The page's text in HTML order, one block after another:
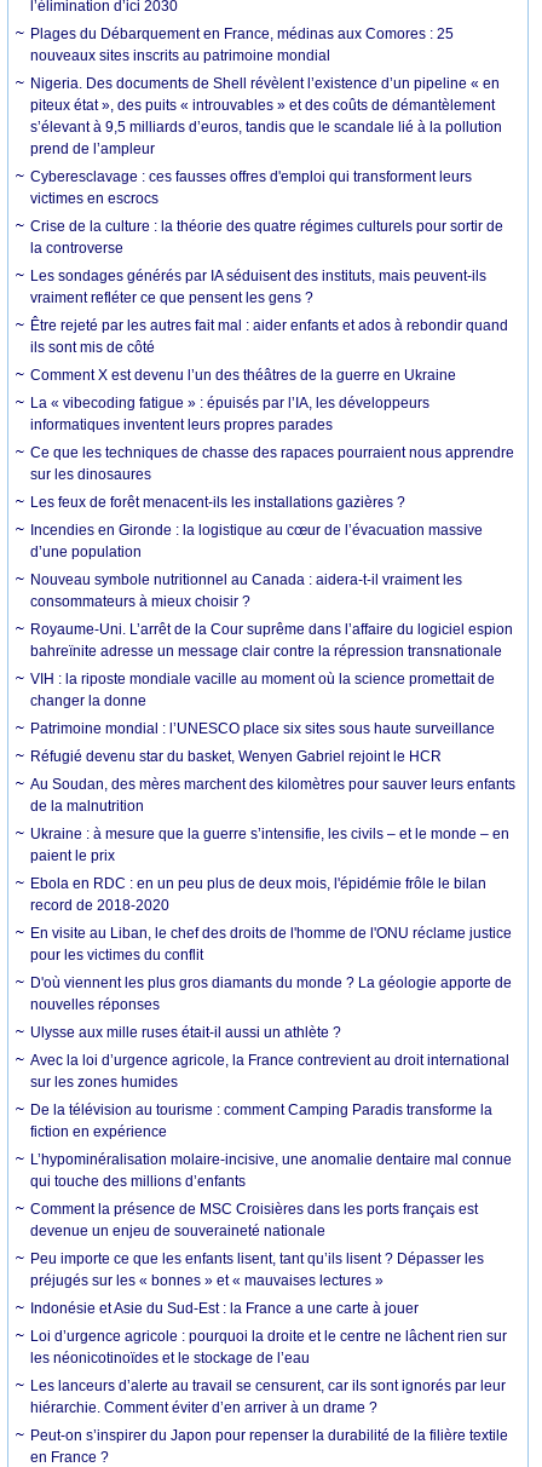
l’élimination d’ici 2030
Plages du Débarquement en France, médinas aux Comores : 25
nouveaux sites inscrits au patrimoine mondial
Nigeria. Des documents de Shell révèlent l’existence d’un pipeline « en
piteux état », des puits « introuvables » et des coûts de démantèlement
s’élevant à 9,5 milliards d’euros, tandis que le scandale lié à la pollution
prend de l’ampleur
Cyberesclavage : ces fausses offres d'emploi qui transforment leurs
victimes en escrocs
Crise de la culture : la théorie des quatre régimes culturels pour sortir de
la controverse
Les sondages générés par IA séduisent des instituts, mais peuvent-ils
vraiment refléter ce que pensent les gens ?
Être rejeté par les autres fait mal : aider enfants et ados à rebondir quand
ils sont mis de côté
Comment X est devenu l’un des théâtres de la guerre en Ukraine
La « vibecoding fatigue » : épuisés par l’IA, les développeurs
informatiques inventent leurs propres parades
Ce que les techniques de chasse des rapaces pourraient nous apprendre
sur les dinosaures
Les feux de forêt menacent-ils les installations gazières ?
Incendies en Gironde : la logistique au cœur de l’évacuation massive
d’une population
Nouveau symbole nutritionnel au Canada : aidera-t-il vraiment les
consommateurs à mieux choisir ?
Royaume-Uni. L’arrêt de la Cour suprême dans l’affaire du logiciel espion
bahreïnite adresse un message clair contre la répression transnationale
VIH : la riposte mondiale vacille au moment où la science promettait de
changer la donne
Patrimoine mondial : l’UNESCO place six sites sous haute surveillance
Réfugié devenu star du basket, Wenyen Gabriel rejoint le HCR
Au Soudan, des mères marchent des kilomètres pour sauver leurs enfants
de la malnutrition
Ukraine : à mesure que la guerre s’intensifie, les civils – et le monde – en
paient le prix
Ebola en RDC : en un peu plus de deux mois, l'épidémie frôle le bilan
record de 2018-2020
En visite au Liban, le chef des droits de l'homme de l'ONU réclame justice
pour les victimes du conflit
D'où viennent les plus gros diamants du monde ? La géologie apporte de
nouvelles réponses
Ulysse aux mille ruses était-il aussi un athlète ?
Avec la loi d’urgence agricole, la France contrevient au droit international
sur les zones humides
De la télévision au tourisme : comment Camping Paradis transforme la
fiction en expérience
L’hypominéralisation molaire-incisive, une anomalie dentaire mal connue
qui touche des millions d’enfants
Comment la présence de MSC Croisières dans les ports français est
devenue un enjeu de souveraineté nationale
Peu importe ce que les enfants lisent, tant qu’ils lisent ? Dépasser les
préjugés sur les « bonnes » et « mauvaises lectures »
Indonésie et Asie du Sud-Est : la France a une carte à jouer
Loi d’urgence agricole : pourquoi la droite et le centre ne lâchent rien sur
les néonicotinoïdes et le stockage de l’eau
Les lanceurs d’alerte au travail se censurent, car ils sont ignorés par leur
hiérarchie. Comment éviter d’en arriver à un drame ?
Peut-on s’inspirer du Japon pour repenser la durabilité de la filière textile
en France ?